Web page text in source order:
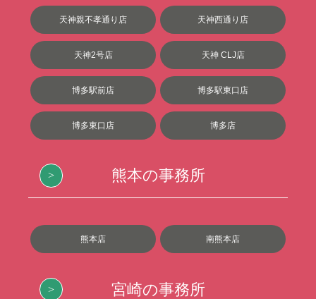
天神親不孝通り店 天神西通り店
天神2号店 天神 CLJ店
博多駅前店 博多駅東口店
博多東口店 博多店
熊本の事務所
熊本店 南熊本店
宮崎の事務所